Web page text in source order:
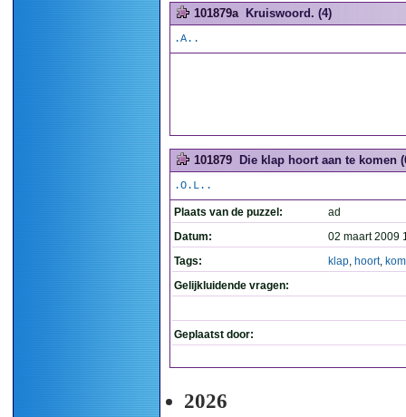
101879a Kruiswoord. (4)
.A..
101879 Die klap hoort aan te komen
.O.L..
Plaats van de puzzel:
ad
Datum:
02 maart 2009
Tags:
klap, hoort,
Gelijkluidende vragen:
Geplaatst door:
2026